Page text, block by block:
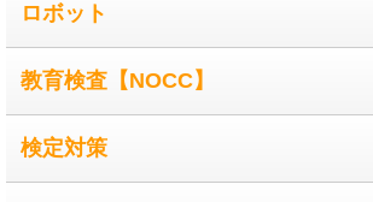
ロボット
教育検査【NOCC】
検定対策